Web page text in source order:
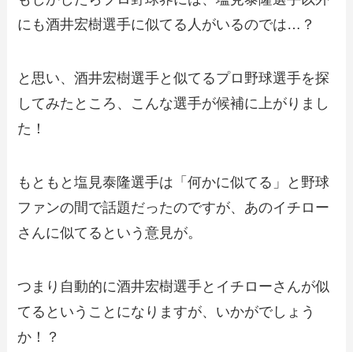
にも酒井宏樹選手に似てる人がいるのでは…？
と思い、酒井宏樹選手と似てるプロ野球選手を探
してみたところ、こんな選手が候補に上がりまし
た！
もともと塩見泰隆選手は「何かに似てる」と野球
ファンの間で話題だったのですが、あのイチロー
さんに似てるという意見が。
つまり自動的に酒井宏樹選手とイチローさんが似
てるということになりますが、いかがでしょう
か！？